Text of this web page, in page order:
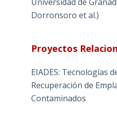
Dorronsoro et al.)
Proyectos
EIADES: Tecnologías
Recuperación de
Contaminados